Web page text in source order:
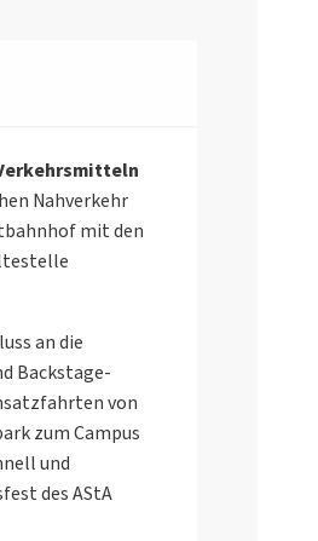
Nahverkehr
mit den
an die
Backstage-
von
zum Campus
und
des AStA